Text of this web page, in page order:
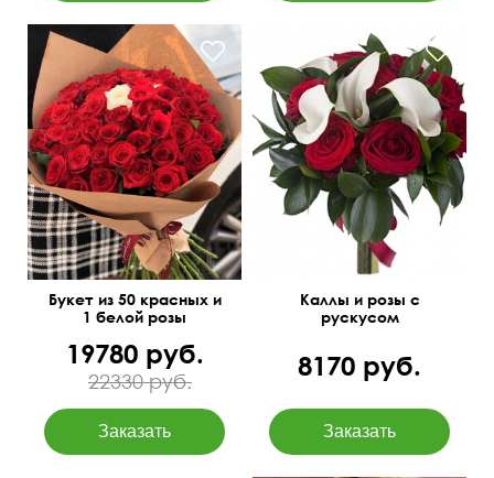
Всегда в наличии
Букет из 50 красных и
1 белой розы
19780 руб.
22330 руб.
Открытка бесплатно
50 см
30 см
Каллы и розы с
рускусом
8170 руб.